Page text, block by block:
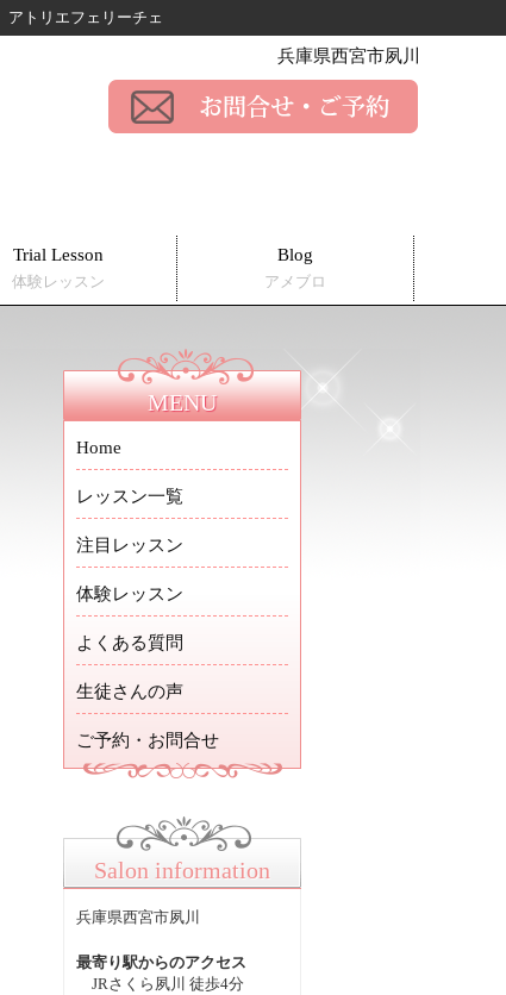
アトリエフェリーチェ
兵庫県西宮市夙川
Trial Lesson
体験レッスン
Blog
アメブロ
MENU
Home
レッスン一覧
注目レッスン
体験レッスン
よくある質問
生徒さんの声
ご予約・お問合せ
Salon information
兵庫県西宮市夙川
最寄り駅からのアクセス
JRさくら夙川 徒歩4分